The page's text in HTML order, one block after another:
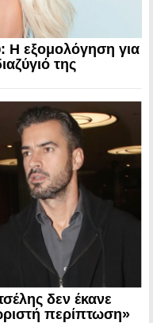
Η εξομολόγηση για
της
δεν έκανε
περίπτωση»